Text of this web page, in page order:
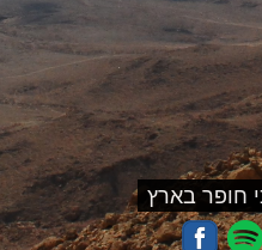
חופר בארץ